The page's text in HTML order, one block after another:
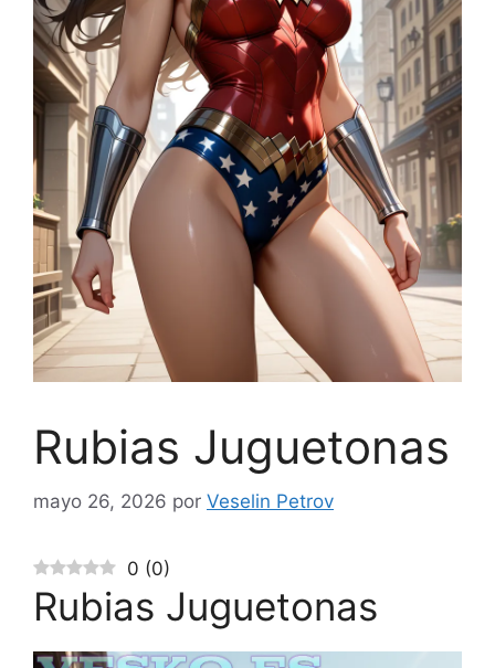
Rubias Juguetonas
mayo 26, 2026 por Veselin Petrov
0 (0)
Rubias Juguetonas